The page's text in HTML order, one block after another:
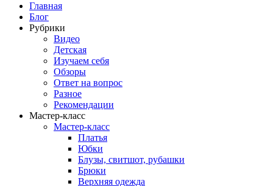
Главная
Блог
Рубрики
Видео
Детская
Изучаем себя
Обзоры
Ответ на вопрос
Разное
Рекомендации
Мастер-класс
Мастер-класс
Платья
Юбки
Блузы, свитшот, рубашки
Брюки
Верхняя одежда